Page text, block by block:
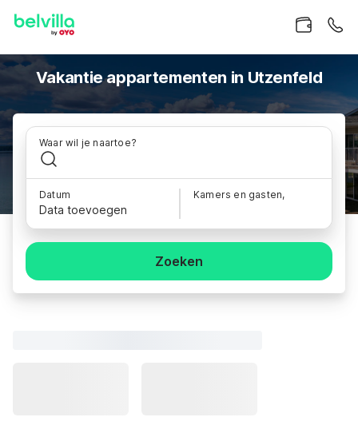
Vakantie appartementen in Utzenfeld
Waar wil je naartoe?
Datum
Data toevoegen
Kamers en gasten,
Zoeken